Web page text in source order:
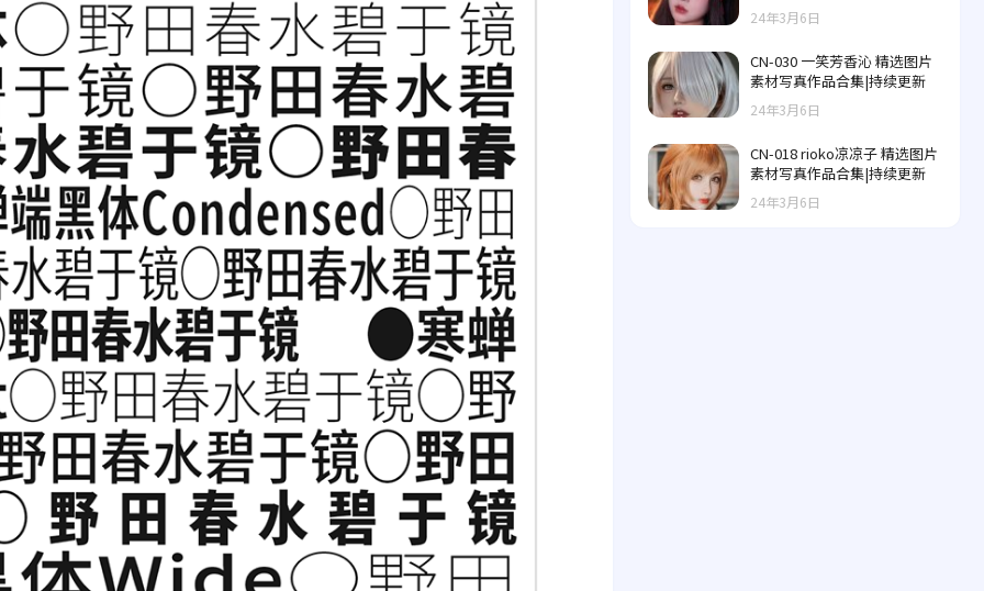
24年3月6日
CN-030 一笑芳香沁 精选图片
素材写真作品合集|持续更新
24年3月6日
CN-018 rioko凉凉子 精选图片
素材写真作品合集|持续更新
24年3月6日